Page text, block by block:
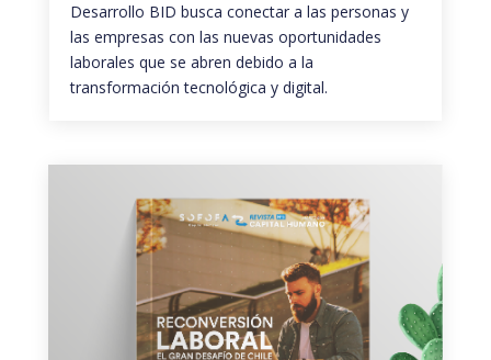
Desarrollo BID busca conectar a las personas y
las empresas con las nuevas oportunidades
laborales que se abren debido a la
transformación tecnológica y digital.